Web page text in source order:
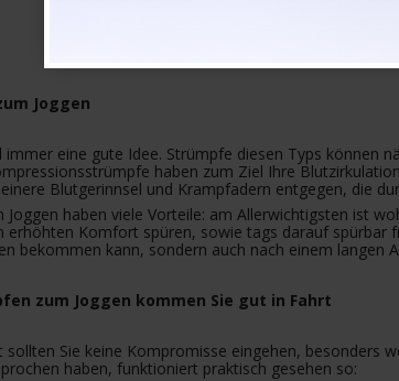
Joggen
eine gute Idee. Strümpfe diesen Typs können
haben zum Ziel Ihre
Blutgerinnsel und Krampfadern entgegen, die
haben viele Vorteile: am Allerwichtigsten ist
erhöhten Komfort spüren, sowie tags darauf spürbar
bekommen kann, sondern auch nach einem langen
zum Joggen kommen Sie gut in Fahrt
sollten Sie keine Kompromisse eingehen,
haben, funktioniert praktisch gesehen so: